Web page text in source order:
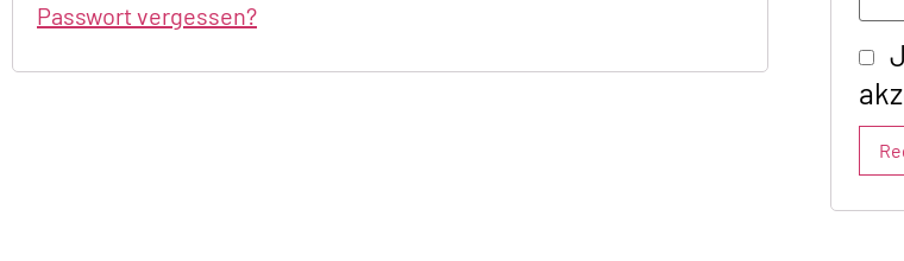
Passwort vergessen?